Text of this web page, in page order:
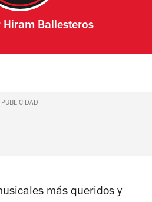
Hiram Ballesteros
PUBLICIDAD
más queridos y